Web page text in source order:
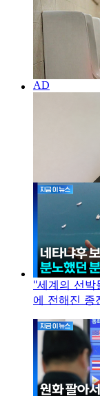
"세계의 선박
에 전해진 종